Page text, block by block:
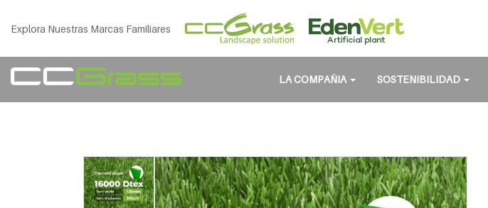
Explora Nuestras Marcas Familiares
LA COMPAÑIA SOSTENIBILIDAD